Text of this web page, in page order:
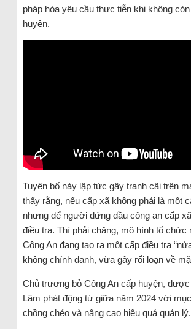
pháp hóa yêu cầu thực tiễn khi không
huyện.
Tuyên bố này lập tức gây tranh cãi trên
thấy rằng, nếu cấp xã không phải là một
nhưng để người đứng đầu công an cấp
điều tra. Thì phải chăng, mô hình tổ chức
Công An đang tạo ra một cấp điều tra
không chính danh, vừa gây rối loạn về
Chủ trương bỏ Công An cấp huyện,
Lâm phát động từ giữa năm 2024 với
chồng chéo và nâng cao hiệu quả quản lý.